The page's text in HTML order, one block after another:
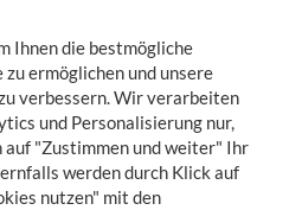
KONTO WARENKORB
Ihnen die bestmögliche
ermöglichen und unsere
verbessern. Wir verarbeiten
und Personalisierung nur,
auf "Zustimmen und weiter" Ihr
werden durch Klick auf
nutzen" mit den